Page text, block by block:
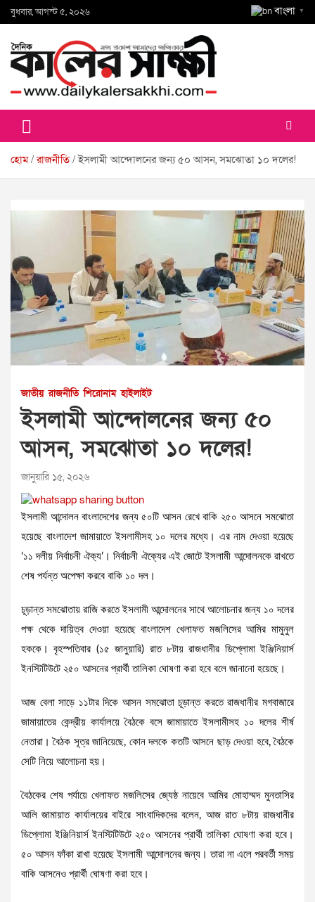
Skip
to
বুধবার, আগস্ট ৫, ২০২৬ বাংলা ▼
কালের সাক্ষী
হোম রাজনীতি ইসলামী আন্দোলনের জন্য ৫০ আসন, সমঝোতা ১০ দলের!
জাতীয় রাজনীতি শিরোনাম হাইলাইট
ইসলামী আন্দোলনের জন্য ৫০
আসন, সমঝোতা ১০ দলের!
জানুয়ারি ১৫, ২০২৬
ইসলামী আন্দোলন বাংলাদেশের জন্য ৫০টি আসন রেখে বাকি ২৫০ আসনে সমঝোতা
হয়েছে বাংলাদেশ জামায়াতে ইসলামীসহ ১০ দলের মধ্যে। এর নাম দেওয়া হয়েছে
‘১১ দলীয় নির্বাচনী ঐক‍্য’। নির্বাচনী ঐক্যের এই জোটে ইসলামী আন্দোলনকে রাখতে
শেষ পর্যন্ত অপেক্ষা করবে বাকি ১০ দল।
চূড়ান্ত সমঝোতায় রাজি করতে ইসলামী আন্দোলনের সাথে আলোচনার জন্য ১০ দলের
পক্ষ থেকে দায়িত্ব দেওয়া হয়েছে বাংলাদেশ খেলাফত মজলিসের আমির মামুনুল
হককে। বৃহস্পতিবার (১৫ জানুয়ারি) রাত ৮টায় রাজধানীর ডিপ্লোমা ইঞ্জিনিয়ার্স
ইনস্টিটিউটে ২৫০ আসনের প্রার্থী তালিকা ঘোষণা করা হবে বলে জানানো হয়েছে।
আজ বেলা সাড়ে ১১টার দিকে আসন সমঝোতা চূড়ান্ত করতে রাজধানীর মগবাজারে
জামায়াতের কেন্দ্রীয় কার্যালয়ে বৈঠকে বসে জামায়াতে ইসলামীসহ ১০ দলের শীর্ষ
নেতারা। বৈঠক সূত্র জানিয়েছে, কোন দলকে কতটি আসনে ছাড় দেওয়া হবে, বৈঠকে
সেটি নিয়ে আলোচনা হয়।
বৈঠকের শেষ পর্যায়ে খেলাফত মজলিসের জ্যেষ্ঠ নায়েবে আমির মোহাম্মদ মুনতাসির
আলি জামায়াত কার্যালয়ের বাইরে সাংবাদিকদের বলেন, আজ রাত ৮টায় রাজধানীর
ডিপ্লোমা ইঞ্জিনিয়ার্স ইনস্টিটিউটে ২৫০ আসনের প্রার্থী তালিকা ঘোষণা করা হবে।
৫০ আসন ফাঁকা রাখা হয়েছে ইসলামী আন্দোলনের জন্য। তারা না এলে পরবর্তী সময়
বাকি আসনেও প্রার্থী ঘোষণা করা হবে।